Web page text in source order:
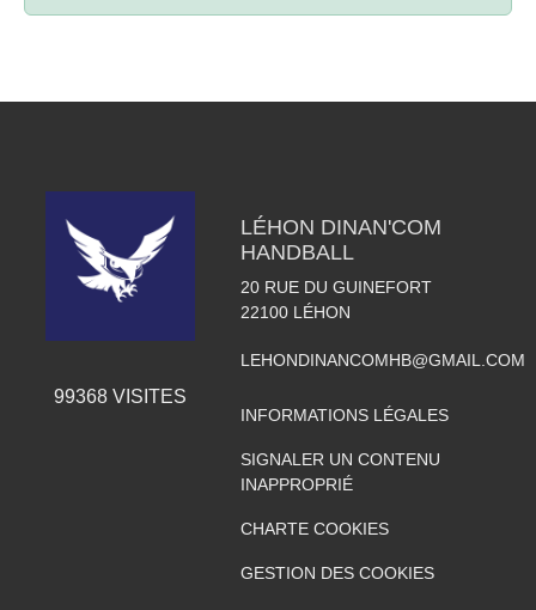
99368VISITES
LÉHON DINAN'COM
HANDBALL
20 RUE DU GUINEFORT
22100 LÉHON
LEHONDINANCOMHB@GMAIL.COM
INFORMATIONS LÉGALES
SIGNALER UN CONTENU
INAPPROPRIÉ
CHARTE COOKIES
GESTION DES COOKIES